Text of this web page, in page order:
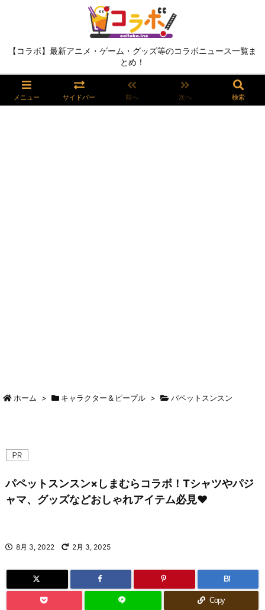
【コラボ】最新アニメ・ゲーム・グッズ等のコラボニュース一覧ま
とめ！
メニュー サイドバー 前へ 次へ 検索
ホーム > キャラクター＆ピープル > パペットスンスン
パペットスンスン×しまむらコラボ！Tシャツやパジ
ャマ、グッズなどおしゃれアイテム必見♥
8月 3, 2022 2月 3, 2025
B!
Copy